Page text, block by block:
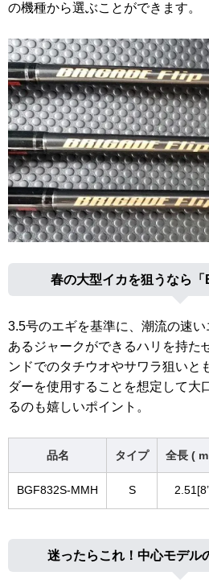
の機種から選ぶことができます。
春の大型イカを狙うなら「
3.5号のエギを基準に、潮流の速
あるジャークができるハリを持た
ンドでのタチウオやサワラ狙いと
ダーを使用することを想定して大
るのも嬉しいポイント。
品名 タイプ 全長 (
BGF832S-MMH S
迷ったらこれ！中心モデル